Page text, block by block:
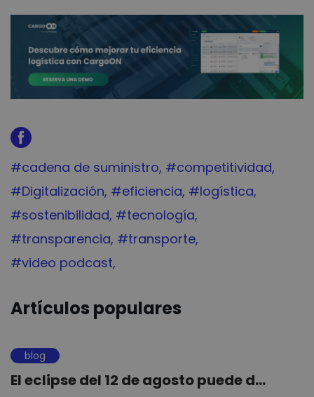
Tag:
#cadena de suministro Tag:
#competitividad
Tag:
#Digitalización Tag:
#eficiencia Tag:
#logística
Tag:
#sostenibilidad Tag:
#tecnología
Tag:
#transparencia Tag:
#transporte
Tag:
#video podcast
Artículos populares
blog
El eclipse del 12 de agosto puede d...